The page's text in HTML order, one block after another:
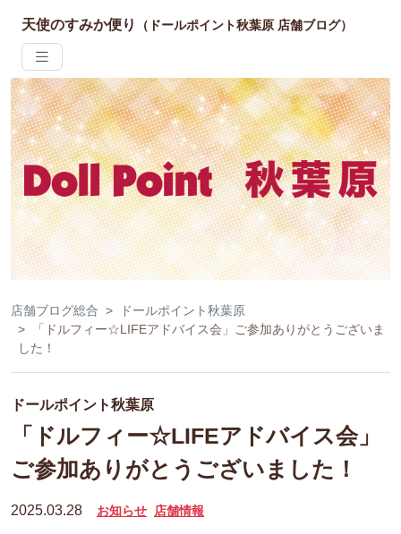
天使のすみか便り （ドールポイント秋葉原 店舗ブログ）
店舗ブログ総合
ドールポイント秋葉原
「ドルフィー☆LIFEアドバイス会」ご参加ありがとうございま
した！
ドールポイント秋葉原
「ドルフィー☆LIFEアドバイス会」
ご参加ありがとうございました！
2025.03.28 お知らせ 店舗情報